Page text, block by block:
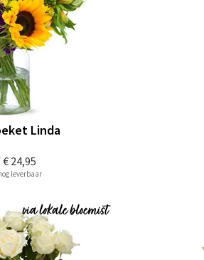
€ 24,95
Linda
leverbaar